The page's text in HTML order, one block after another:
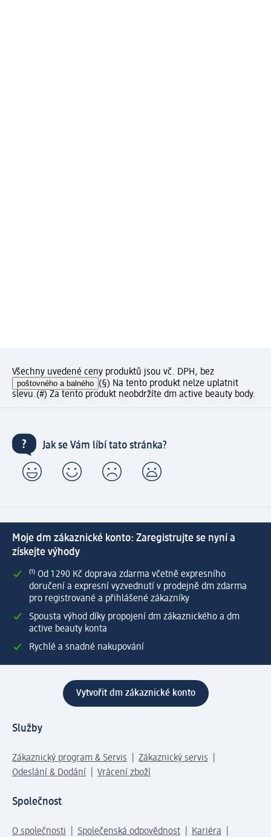
Všechny uvedené ceny produktů jsou vč. DPH, bez
poštovného a balného (§) Na tento produkt nelze uplatnit
slevu.(#) Za tento produkt neobdržíte dm active beauty body.
Jak se Vám líbí tato stránka?
Moje dm zákaznické konto: Zaregistrujte se nyní a
získejte výhody
⁽¹⁾ Od 1 290 Kč doprava zdarma včetně expresního
doručení a expresní vyzvednutí v prodejně dm zdarma
pro registrované a přihlášené zákazníky
Spousta výhod díky propojení dm zákaznického a dm
active beauty konta
Rychlé a snadné nakupování
Vytvořit dm zákaznické konto
Služby
Zákaznický program & Servis
Zákaznický servis
Odeslání & Dodání
Vrácení zboží
Společnost
O společnosti Společenská odpovědnost
Kariéra